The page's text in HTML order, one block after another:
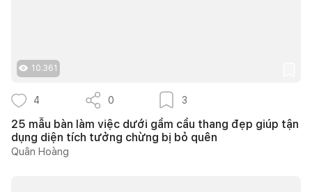
10.361
4 0 3
25 mẫu bàn làm việc dưới gầm cầu thang đẹp giúp tận
dụng diện tích tưởng chừng bị bỏ quên
Quân Hoàng